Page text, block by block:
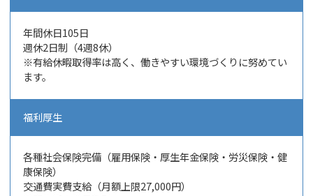
年間休日105日
週休2日制（4週8休）
※有給休暇取得率は高く、働きやすい環境づくりに努めてい
ます。
福利厚生
各種社会保険完備（雇用保険・厚生年金保険・労災保険・健
康保険）
交通費実費支給（月額上限27,000円）